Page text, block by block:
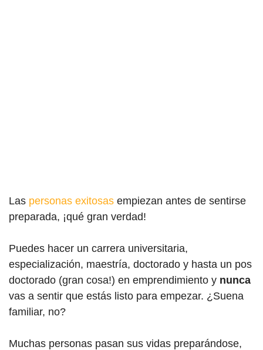
Las personas exitosas empiezan antes de sentirse
preparada, ¡qué gran verdad!
Puedes hacer un carrera universitaria,
especialización, maestría, doctorado y hasta un pos
doctorado (gran cosa!) en emprendimiento y nunca
vas a sentir que estás listo para empezar. ¿Suena
familiar, no?
Muchas personas pasan sus vidas preparándose,